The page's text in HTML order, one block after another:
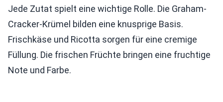
Jede Zutat spielt eine wichtige Rolle. Die Graham-
Cracker-Krümel bilden eine knusprige Basis.
Frischkäse und Ricotta sorgen für eine cremige
Füllung. Die frischen Früchte bringen eine fruchtige
Note und Farbe.